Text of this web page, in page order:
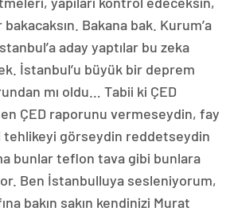
Bakana bak. Kurum’a
aday yaptılar bu zeka
İstanbul’u büyük bir deprem
mı oldu… Tabii ki ÇED
ÇED raporunu vermeseydin, fay
tehlikeyi görseydin reddetseydin
bunlar teflon tava gibi bunlara
Ben İstanbulluya sesleniyorum,
bakın sakın kendinizi Murat